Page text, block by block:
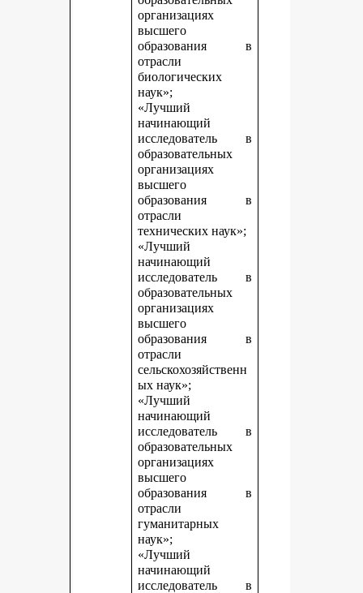
организациях
высшего
образования в
отрасли
биологических
наук»;
«Лучший
начинающий
исследователь в
образовательных
организациях
высшего
образования в
отрасли
технических наук»;
«Лучший
начинающий
исследователь в
образовательных
организациях
высшего
образования в
отрасли
сельскохозяйственн
ых наук»;
«Лучший
начинающий
исследователь в
образовательных
организациях
высшего
образования в
отрасли
гуманитарных
наук»;
«Лучший
начинающий
исследователь в